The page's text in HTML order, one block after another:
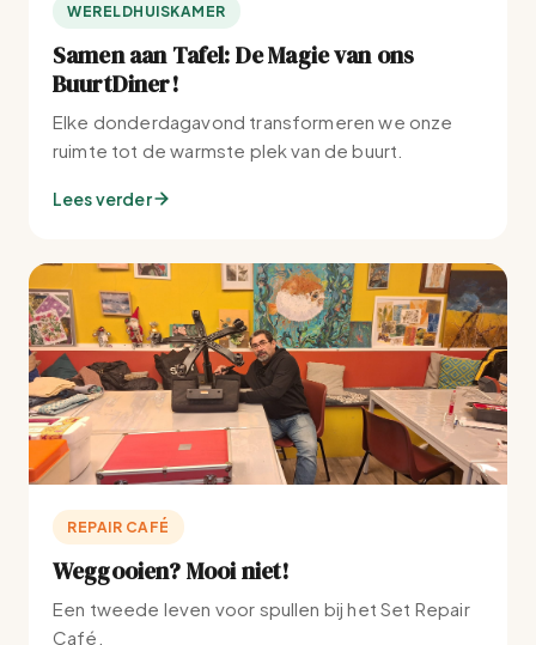
WERELDHUISKAMER
Samen aan Tafel: De Magie van ons
BuurtDiner!
Elke donderdagavond transformeren we onze
ruimte tot de warmste plek van de buurt.
Lees verder
REPAIR CAFÉ
Weggooien? Mooi niet!
Een tweede leven voor spullen bij het Set Repair
Café.